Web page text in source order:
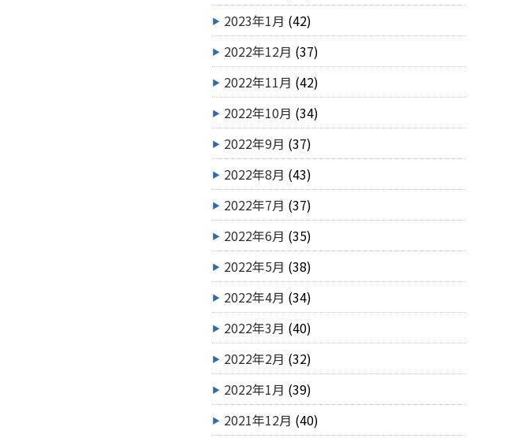
2023年1月 (42)
2022年12月 (37)
2022年11月 (42)
2022年10月 (34)
2022年9月 (37)
2022年8月 (43)
2022年7月 (37)
2022年6月 (35)
2022年5月 (38)
2022年4月 (34)
2022年3月 (40)
2022年2月 (32)
2022年1月 (39)
2021年12月 (40)